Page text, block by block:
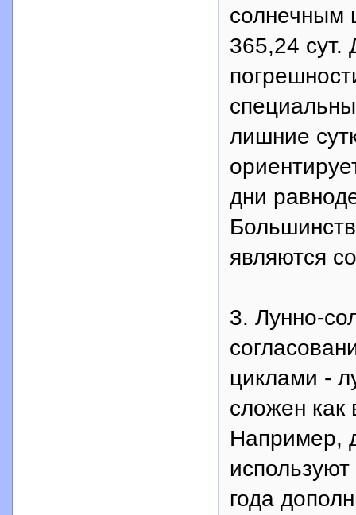
солнечным
365,24 сут.
лишние
дни
являются
3. Лунно-
циклами -
сложен как
Например,
года